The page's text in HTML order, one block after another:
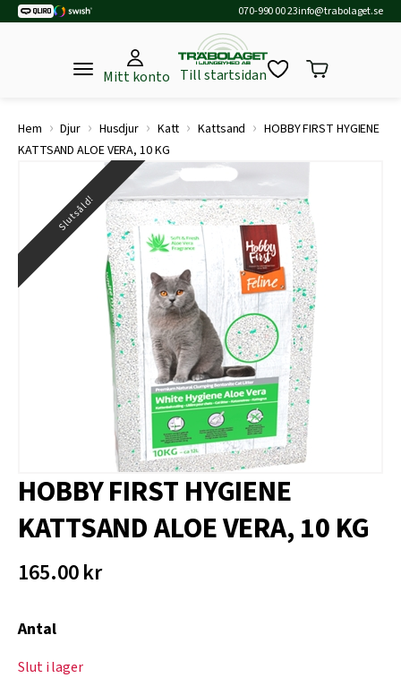
070-990 00 23info@trabolaget.se
Mitt konto Till startsidan
Hem › Djur › Husdjur › Katt › Kattsand › HOBBY FIRST HYGIENE
KATTSAND ALOE VERA, 10 KG
Slutsåld!
HOBBY FIRST HYGIENE
KATTSAND ALOE VERA, 10 KG
165.00kr
Antal
Slut i lager